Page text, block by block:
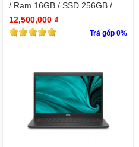
/ Ram 16GB / SSD 256GB / Mà
n 15.6″ IPS Full HD 1920×1080
IPS / VGA NVIDIA Quadro T60
0
12,500,000 ₫
Trả góp 0%